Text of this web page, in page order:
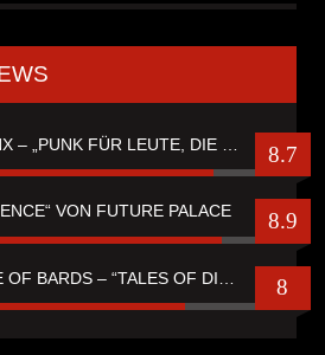
8.7
VON FUTURE PALACE 8.9
8